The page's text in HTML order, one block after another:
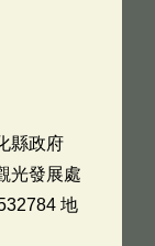
縣政府
光發展處
地